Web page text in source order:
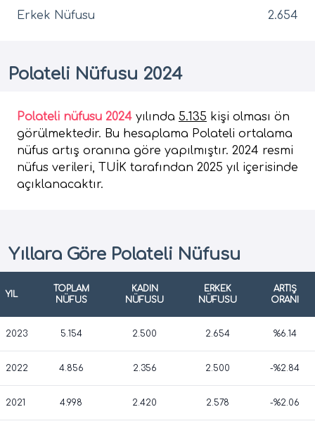
Erkek Nüfusu
2.654
Polateli Nüfusu 2024
Polateli nüfusu 2024 yılında 5.135 kişi olması ön
görülmektedir. Bu hesaplama Polateli ortalama
nüfus artış oranına göre yapılmıştır. 2024 resmi
nüfus verileri, TUİK tarafından 2025 yıl içerisinde
açıklanacaktır.
Yıllara Göre Polateli Nüfusu
YIL
TOPLAM
NÜFUS
KADIN
NÜFUSU
ERKEK
NÜFUSU
ARTIŞ
ORANI
2023 5.154 2.500 2.654 %6.14
2022 4.856 2.356 2.500 -%2.84
2021 4.998 2.420 2.578 -%2.06